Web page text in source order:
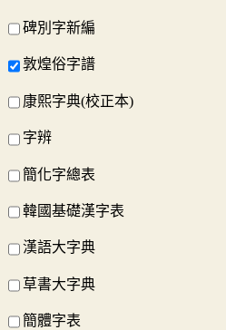
碑別字新編
敦煌俗字譜
康熙字典(校正本)
字辨
簡化字總表
韓國基礎漢字表
漢語大字典
草書大字典
簡體字表